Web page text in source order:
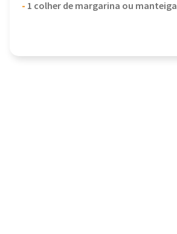
- 1 colher de margarina ou manteiga